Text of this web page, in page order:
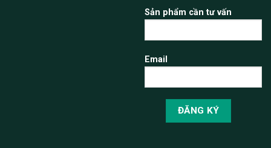
Sản phẩm cần tư vấn
Email